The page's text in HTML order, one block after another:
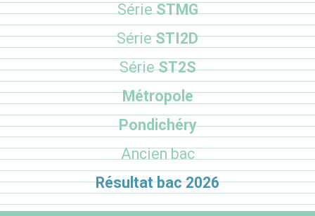
SérieSTMG
SérieSTI2D
SérieST2S
Métropole
Pondichéry
Ancien bac
Résultat bac 2026